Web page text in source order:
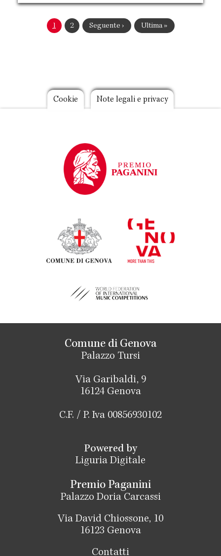
Pagina
1 Pagina
2
Pagina
Seguente ›
Ultima
Ultima »
Footer
Cookie Note legali e privacy
Comune di Genova
Palazzo Tursi
Via Garibaldi, 9
16124 Genova
C.F. / P. Iva 00856930102
Powered by
Liguria Digitale
Premio Paganini
Palazzo Doria Carcassi
Via David Chiossone, 10
16123 Genova
Contatti